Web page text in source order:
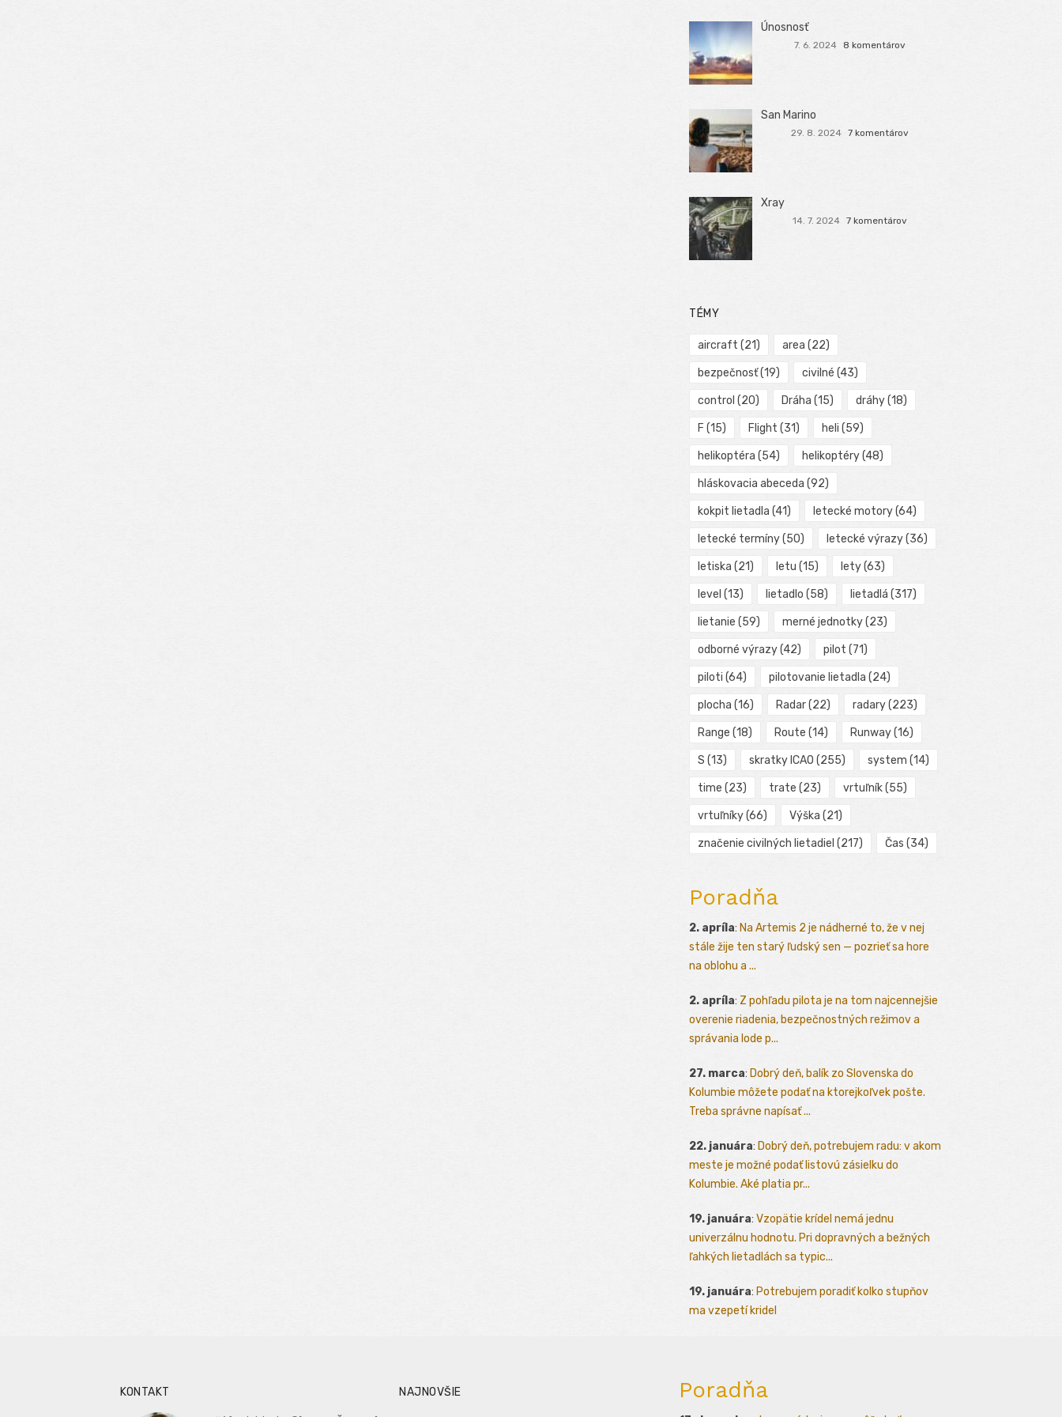
Únosnosť
7. 6. 2024 8 komentárov
San Marino
29. 8. 2024 7 komentárov
Xray
14. 7. 2024 7 komentárov
TÉMY
aircraft (21) area (22)
bezpečnosť(19) civilné (43)
control (20) Dráha (15) dráhy(18)
F (15) Flight (31) heli (59)
helikoptéra (54) helikoptéry(48)
hláskovacia abeceda (92)
kokpit lietadla (41) letecké motory(64)
letecké termíny(50) letecké výrazy(36)
letiska (21) letu (15) lety(63)
level (13) lietadlo (58) lietadlá (317)
lietanie (59) merné jednotky(23)
odborné výrazy(42) pilot (71)
piloti (64) pilotovanie lietadla (24)
plocha (16) Radar(22) radary(223)
Range (18) Route (14) Runway(16)
S (13) skratky ICAO (255) system (14)
time (23) trate (23) vrtuľník(55)
vrtuľníky(66) Výška (21)
značenie civilných lietadiel (217) Čas (34)
Poradňa
2. apríla: Na Artemis 2 je nádherné to, že v nej
stále žije ten starý ľudský sen — pozrieť sa hore
na oblohu a ...
2. apríla: Z pohľadu pilota je na tom najcennejšie
overenie riadenia, bezpečnostných režimov a
správania lode p...
27. marca: Dobrý deň, balík zo Slovenska do
Kolumbie môžete podať na ktorejkoľvek pošte.
Treba správne napísať ...
22. januára: Dobrý deň, potrebujem radu: v akom
meste je možné podať listovú zásielku do
Kolumbie. Aké platia pr...
19. januára: Vzopätie krídel nemá jednu
univerzálnu hodnotu. Pri dopravných a bežných
ľahkých lietadlách sa typic...
19. januára: Potrebujem poradiť kolko stupňov
ma vzepetí kridel
KONTAKT NAJNOVŠIE Poradňa